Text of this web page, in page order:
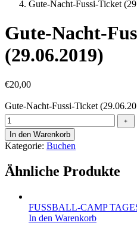
Gute-Nacht-Fussi-Ticket
Gute-Nacht-
(29.06.2019)
€20,00
Gute-Nacht-Fussi-Ticket
﹢
In den Warenkorb
Kategorie: Buchen
Ähnliche Produkte
FUSSBALL-CAMP
In den Warenkorb